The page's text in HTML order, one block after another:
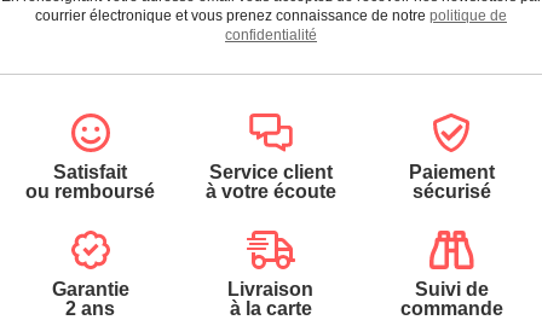
courrier électronique et vous prenez connaissance de notre politique de
confidentialité
Satisfait
ou remboursé
Service client
à votre écoute
Paiement
sécurisé
Garantie
2 ans
Livraison
à la carte
Suivi de
commande